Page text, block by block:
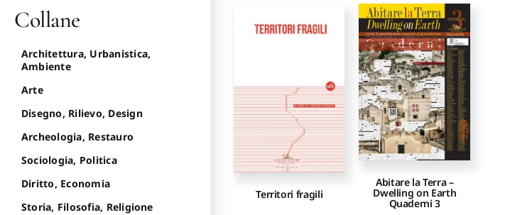
Territori fragili
Abitare la Terra –
Dwelling on Earth
Quaderni 3
Collane
Architettura, Urbanistica,
Ambiente
Arte
Disegno, Rilievo, Design
Archeologia, Restauro
Sociologia, Politica
Diritto, Economia
Storia, Filosofia, Religione